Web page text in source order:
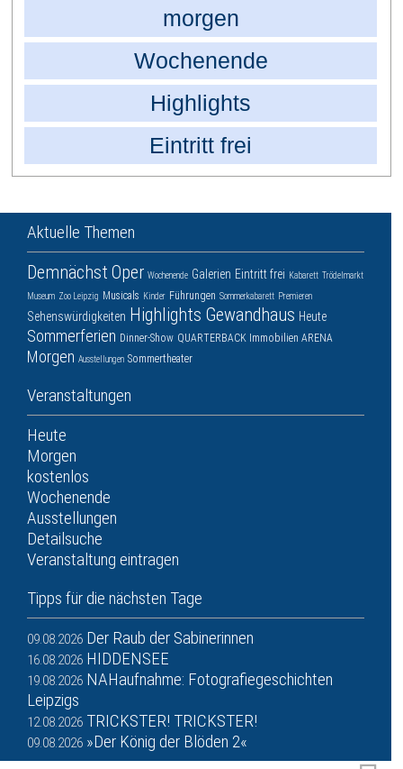
morgen
Wochenende
Highlights
Eintritt frei
Aktuelle Themen
Demnächst Oper Wochenende Galerien Eintritt frei Kabarett Trödelmarkt
Museum Zoo Leipzig Musicals Kinder Führungen Sommerkabarett Premieren
Sehenswürdigkeiten Highlights Gewandhaus Heute
Sommerferien Dinner-Show QUARTERBACK Immobilien ARENA
Morgen Ausstellungen Sommertheater
Veranstaltungen
Heute
Morgen
kostenlos
Wochenende
Ausstellungen
Detailsuche
Veranstaltung eintragen
Tipps für die nächsten Tage
09.08.2026 Der Raub der Sabinerinnen
16.08.2026 HIDDENSEE
19.08.2026 NAHaufnahme: Fotografiegeschichten
Leipzigs
12.08.2026 TRICKSTER! TRICKSTER!
09.08.2026 »Der König der Blöden 2«